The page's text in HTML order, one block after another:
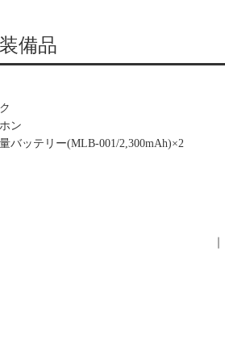
備品
ン
バッテリー(MLB-001/2,300mAh)×2